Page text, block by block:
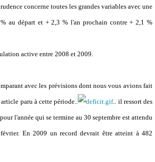
concerne toutes les grandes variables avec une
au départ et + 2,3 % l'an prochain contre + 2,1 %
active entre 2008 et 2009.
avec les prévisions dont nous vous avions fait
paru à cette période.. .. il ressort des
l'année qui se termine au 30 septembre est attendu
En 2009 un record devrait être atteint à 482